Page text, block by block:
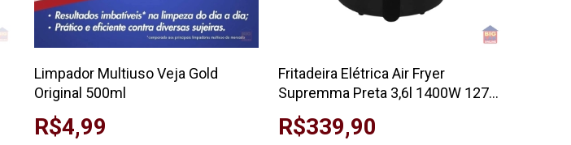
Limpador Multiuso Veja Gold
Original 500ml
R$4,99
Fritadeira Elétrica Air Fryer
Supremma Preta 3,6l 1400W 127V
Agratto
R$339,90